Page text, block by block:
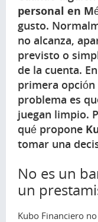
personal en
gusto.
no alcanza,
previsto o
de la cuenta.
primera opción
problema es
juegan limpio.
qué propone
tomar una
No es un
un
Kubo Financiero